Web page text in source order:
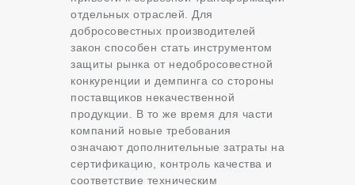
отдельных отраслей. Для
добросовестных производителей
закон способен стать инструментом
защиты рынка от недобросовестной
конкуренции и демпинга со стороны
поставщиков некачественной
продукции. В то же время для части
компаний новые требования
означают дополнительные затраты на
сертификацию, контроль качества и
соответствие техническим